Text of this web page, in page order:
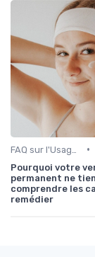
•
Pourquoi votre
permanent ne
comprendre les
remédier